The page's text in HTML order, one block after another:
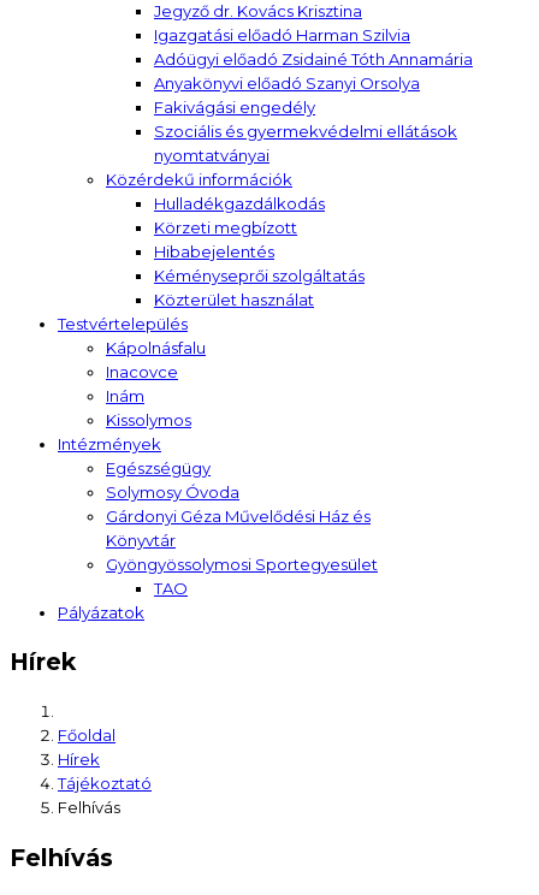
Jegyző dr. Kovács Krisztina
Igazgatási előadó Harman Szilvia
Adóügyi előadó Zsidainé Tóth Annamária
Anyakönyvi előadó Szanyi Orsolya
Fakivágási engedély
Szociális és gyermekvédelmi ellátások
nyomtatványai
Közérdekű információk
Hulladékgazdálkodás
Körzeti megbízott
Hibabejelentés
Kéményseprői szolgáltatás
Közterület használat
Testvértelepülés
Kápolnásfalu
Inacovce
Inám
Kissolymos
Intézmények
Egészségügy
Solymosy Óvoda
Gárdonyi Géza Művelődési Ház és
Könyvtár
Gyöngyössolymosi Sportegyesület
TAO
Pályázatok
Hírek
Főoldal
Hírek
Tájékoztató
Felhívás
Felhívás